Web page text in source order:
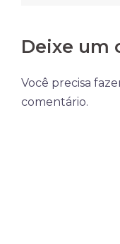
Deixe um
Você precisa
comentário.